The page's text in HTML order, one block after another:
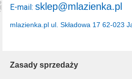
Zasady sprzedaży
mlazienka.pl ul. Składowa 17 62-023
E-mail: sklep@mlazienka.pl